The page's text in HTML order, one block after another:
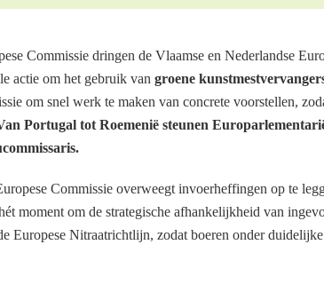
Commissie dringen de Vlaamse en Nederlandse
actie om het gebruik van groene
om snel werk te maken van concrete voorstellen,
Portugal tot Roemenië steunen
Commissie overweegt invoerheffingen op te
moment om de strategische afhankelijkheid van
Europese Nitraatrichtlijn, zodat boeren onder